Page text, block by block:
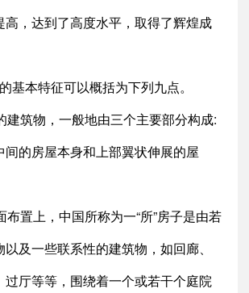
高，达到了高度水平，取得了辉煌成
基本特征可以概括为下列九点。
建筑物，一般地由三个主要部分构成:
间的房屋本身和上部翼状伸展的屋
布置上，中国所称为一“所”房子是由若
及一些联系性的建筑物，如回廊、
过厅等等，围绕着一个或若干个庭院